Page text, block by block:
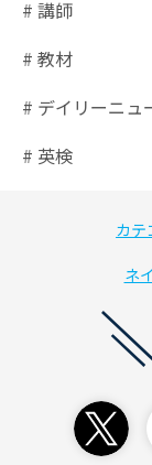
# 講師
# 教材
# デイリーニュ
# 英検
カテ
ネ